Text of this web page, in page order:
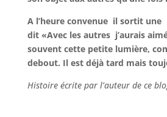
A l’heure convenue il sortit une
dit «Avec les autres j’aurais
souvent cette petite lumière,
debout. Il est déjà tard mais
Histoire écrite par l’auteur de ce